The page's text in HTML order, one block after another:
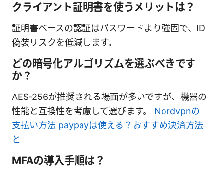
クライアント証明書を使うメリットは？
証明書ベースの認証はパスワードより強固で、ID
偽装リスクを低減します。
どの暗号化アルゴリズムを選ぶべきです
か？
AES-256が推奨される場面が多いですが、機器の
性能と互換性を考慮して選びます。 Nordvpnの
支払い方法 paypayは使える？おすすめ決済方法
と
MFAの導入手順は？